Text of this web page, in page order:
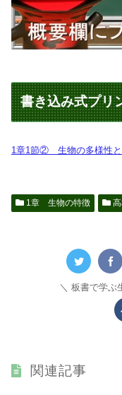
書き込み式プリ
1章1節② 生物の多様性と
1章 生物の特徴
板書で学ぶ
関連記事